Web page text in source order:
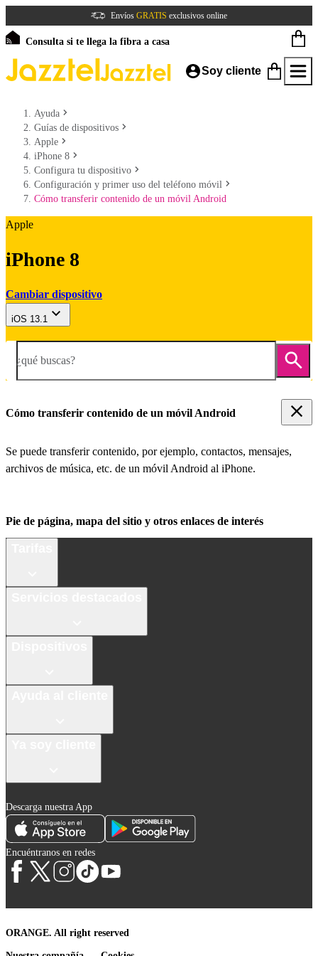
Envíos GRATIS exclusivos online
Consulta si te llega la fibra a casa
Soy cliente
Ayuda
Guías de dispositivos
Apple
iPhone 8
Configura tu dispositivo
Configuración y primer uso del teléfono móvil
Cómo transferir contenido de un móvil Android
Apple
iPhone 8
Cambiar dispositivo
iOS 13.1
¿qué buscas?
Cómo transferir contenido de un móvil Android
Se puede transferir contenido, por ejemplo, contactos, mensajes,
archivos de música, etc. de un móvil Android al iPhone.
Pie de página, mapa del sitio y otros enlaces de interés
Descarga nuestra App
Encuéntranos en redes
ORANGE. All right reserved